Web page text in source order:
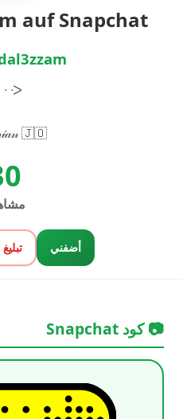
auf Snapchat
ᑀ
🇯🇴
أضفني تبليغ
📷 كود Snapchat